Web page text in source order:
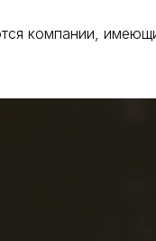
компании,